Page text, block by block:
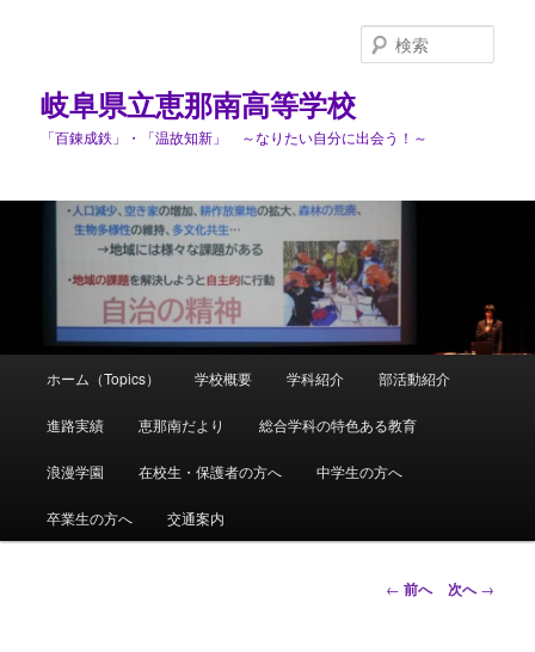
岐阜県立恵那南高等学校
「百錬成鉄」・「温故知新」 ～なりたい自分に出会う！～
索
メ
イ
ン
コ
ホーム（Topics） 学校概要 学科紹介 部活動紹介
進路実績 恵那南だより 総合学科の特色ある教育
浪漫学園 在校生・保護者の方へ 中学生の方へ
卒業生の方へ 交通案内
投
← 前へ 次へ→